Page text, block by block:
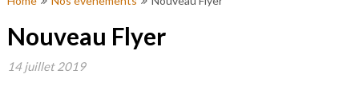
Nouveau Flyer
14 juillet 2019